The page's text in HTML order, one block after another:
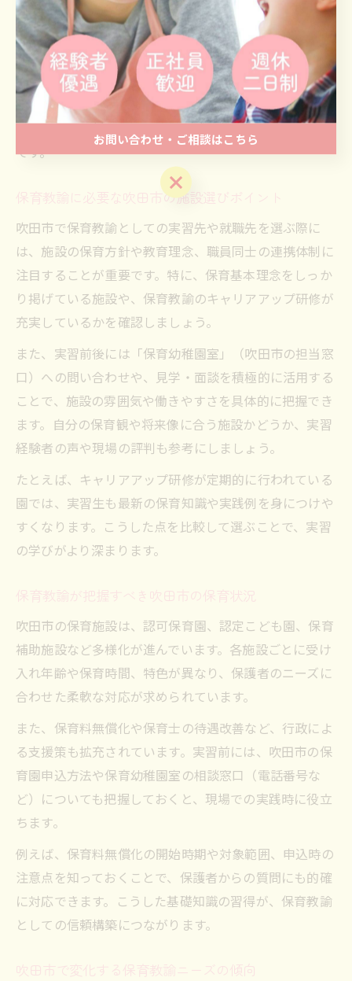
とができます。
例えば、人気エリアの施設では入園希望者へのきめ細か
な対応や、複数施設の比較検討に関する情報提供が求め
られます。実習生として現場に立つことで、こうした現
状を理解し、将来のキャリア形成に役立てることが可能
です。
保育教諭に必要な吹田市の施設選びポイント
吹田市で保育教諭としての実習先や就職先を選ぶ際に
は、施設の保育方針や教育理念、職員同士の連携体制に
注目することが重要です。特に、保育基本理念をしっか
り掲げている施設や、保育教諭のキャリアアップ研修が
充実しているかを確認しましょう。
また、実習前後には「保育幼稚園室」（吹田市の担当窓
口）への問い合わせや、見学・面談を積極的に活用する
ことで、施設の雰囲気や働きやすさを具体的に把握でき
ます。自分の保育観や将来像に合う施設かどうか、実習
経験者の声や現場の評判も参考にしましょう。
たとえば、キャリアアップ研修が定期的に行われている
園では、実習生も最新の保育知識や実践例を身につけや
すくなります。こうした点を比較して選ぶことで、実習
の学びがより深まります。
保育教諭が把握すべき吹田市の保育状況
吹田市の保育施設は、認可保育園、認定こども園、保育
補助施設など多様化が進んでいます。各施設ごとに受け
入れ年齢や保育時間、特色が異なり、保護者のニーズに
合わせた柔軟な対応が求められています。
また、保育料無償化や保育士の待遇改善など、行政によ
る支援策も拡充されています。実習前には、吹田市の保
育園申込方法や保育幼稚園室の相談窓口（電話番号な
ど）についても把握しておくと、現場での実践時に役立
ちます。
例えば、保育料無償化の開始時期や対象範囲、申込時の
注意点を知っておくことで、保護者からの質問にも的確
に対応できます。こうした基礎知識の習得が、保育教諭
としての信頼構築につながります。
吹田市で変化する保育教諭ニーズの傾向
お問い合わせ・ご相談はこちら
お問い合わせ・ご相談はこちら